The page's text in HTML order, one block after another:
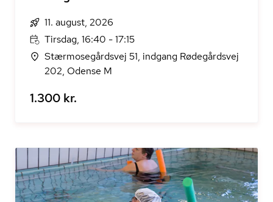
11. august, 2026
Tirsdag, 16:40 - 17:15
Stærmosegårdsvej 51, indgang Rødegårdsvej
202, Odense M
1.300 kr.